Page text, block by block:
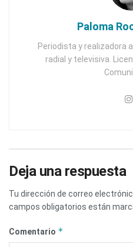
Paloma
Periodista y realizadora
radial y televisiva.
Deja una respuesta
Tu dirección de correo
campos obligatorios están
Comentario *